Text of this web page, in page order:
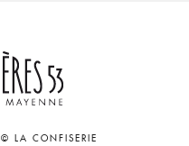
© LA CONFISERIE